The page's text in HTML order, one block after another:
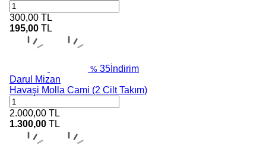
300,00 TL
195,00 TL
% 35 İndirim
Darul Mizan
Havaşi Molla Cami (2 Cilt Takım)
2.000,00 TL
1.300,00 TL